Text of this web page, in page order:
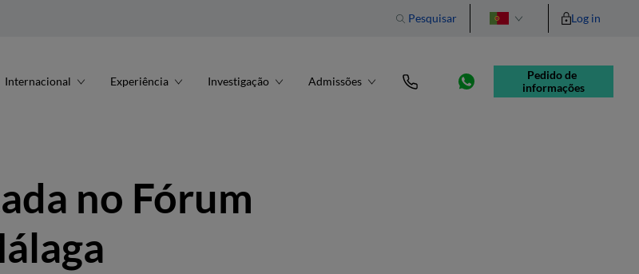
Pesquisar
English
Log in
Internacional Experiência Investigação Admissões
Pedido de
informações
no Fórum